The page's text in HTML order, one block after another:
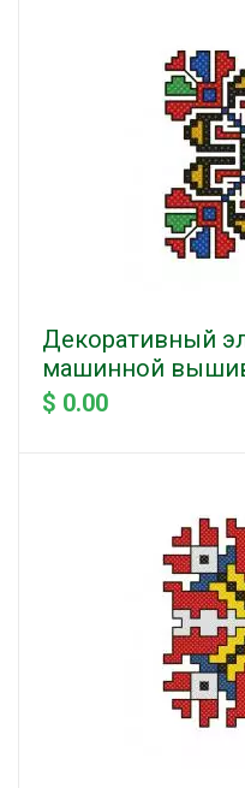
Декоративный
машинной
$ 0.00